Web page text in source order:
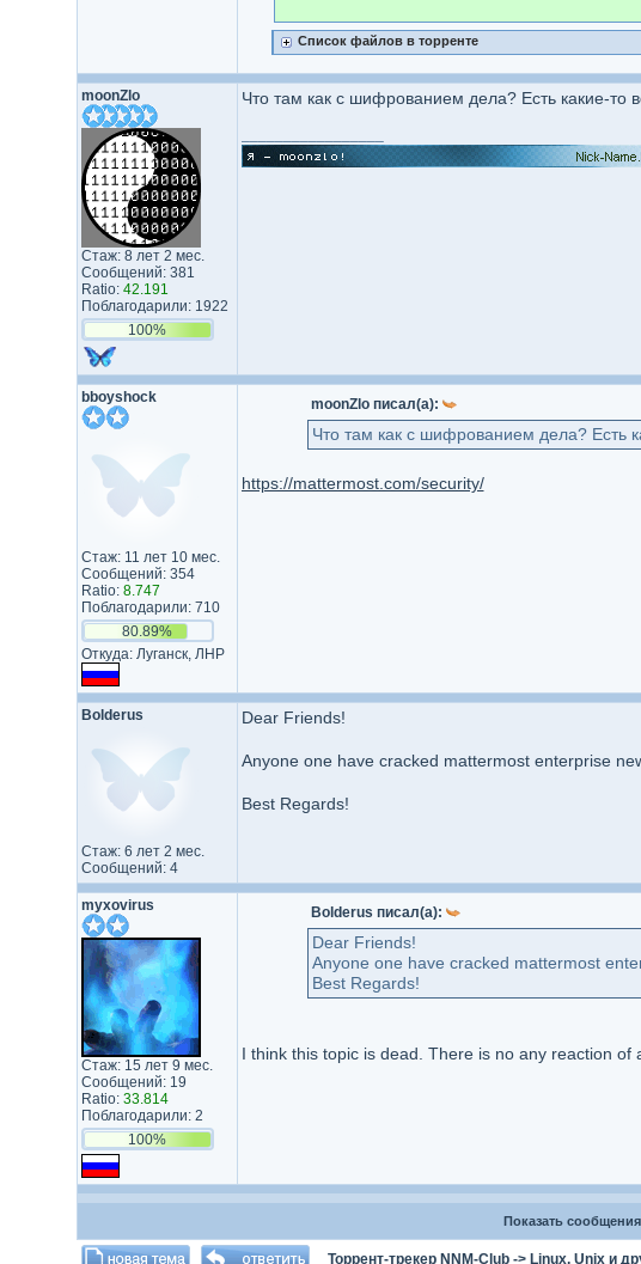
Список файлов в торренте
moonZlo
Стаж: 8 лет 2 мес.
Сообщений: 381
Ratio: 42.191
Поблагодарили: 1922
100%
Что там как с шифрованием дела? Есть какие-
bboyshock
Стаж: 11 лет 10 мес.
Сообщений: 354
Ratio: 8.747
Поблагодарили: 710
80.89%
Откуда: Луганск, ЛНР
moonZlo писал(а):
Что там как с шифрованием дела? Есть
https://mattermost.com/security/
Bolderus
Стаж: 6 лет 2 мес.
Сообщений: 4
Dear Friends!
Anyone one have cracked mattermost enterprise
Best Regards!
myxovirus
Стаж: 15 лет 9 мес.
Сообщений: 19
Ratio: 33.814
Поблагодарили: 2
100%
Bolderus писал(а):
Dear Friends!
Anyone one have cracked mattermost
Best Regards!
I think this topic is dead. There is no any reaction of
Показать
Торрент-трекер NNM-Club-> Linux, Unix и